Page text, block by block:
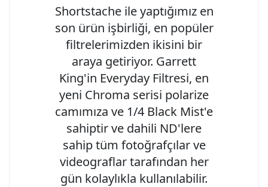
Shortstache ile yaptığımız en
son ürün işbirliği, en popüler
filtrelerimizden ikisini bir
araya getiriyor. Garrett
King'in Everyday Filtresi, en
yeni Chroma serisi polarize
camımıza ve 1/4 Black Mist'e
sahiptir ve dahili ND'lere
sahip tüm fotoğrafçılar ve
videograflar tarafından her
gün kolaylıkla kullanılabilir.